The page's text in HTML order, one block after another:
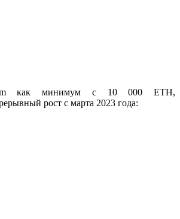
как минимум с 10 000 ETH,
рост с марта 2023 года: